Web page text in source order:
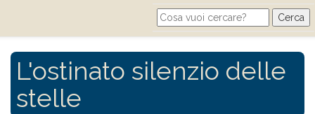
Search form
Cerca
L'ostinato silenzio delle
stelle